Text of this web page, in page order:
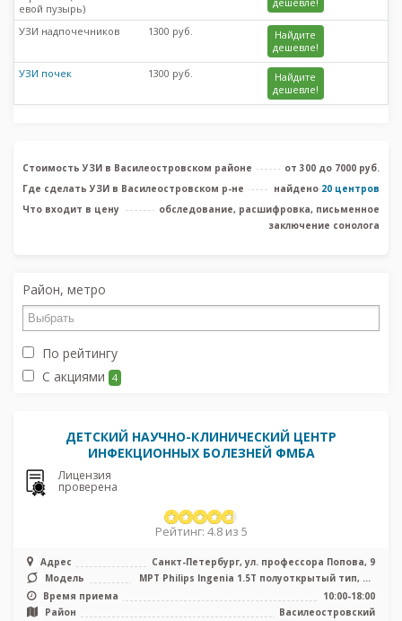
евой пузырь)
УЗИ надпочечников 1300 руб.
Найдите
дешевле!
УЗИ почек
1300 руб.
Найдите
дешевле!
Стоимость УЗИ в Василеостровском районе
от 300 до 7000 руб.
Где сделать УЗИ в Василеостровском р-не
найдено 20 центров
Что входит в цену
обследование, расшифровка, письменное
заключение сонолога
Район, метро
По рейтингу
С акциями 4
ДЕТСКИЙ НАУЧНО-КЛИНИЧЕСКИЙ ЦЕНТР
ИНФЕКЦИОННЫХ БОЛЕЗНЕЙ ФМБА
Лицензия
проверена
Рейтинг: 4.8 из 5
Адрес
Санкт-Петербург, ул. профессора Попова, 9
Модель
МРТ Philips Ingenia 1.5Т полуоткрытый тип, КТ
Philips Ingenuity 128 ср ...
Время приема
10:00-18:00
Район
Василеостровский